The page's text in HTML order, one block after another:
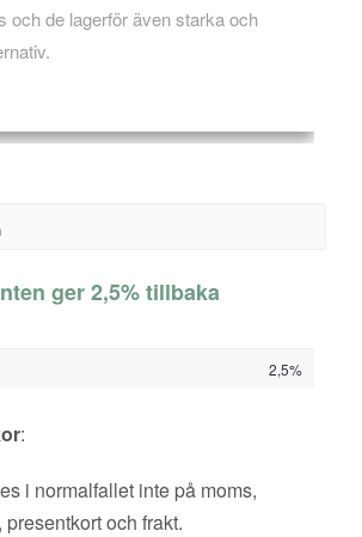
och de lagerför även starka och
ger 2,5% tillbaka
2,5%
:
i normalfallet inte på moms,
och frakt.